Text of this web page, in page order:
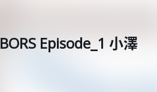
Episode_1 小澤